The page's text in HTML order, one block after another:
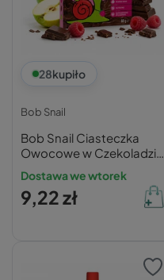
28kupiło
Bob Snail
Bob Snail Ciasteczka
Owocowe w Czekoladzie
Jabłko-Malina 60g
Dostawa we wtorek
9,22 zł